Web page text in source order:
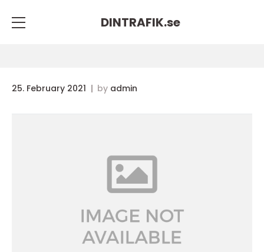
DINTRAFIK.se
25. February 2021 by admin